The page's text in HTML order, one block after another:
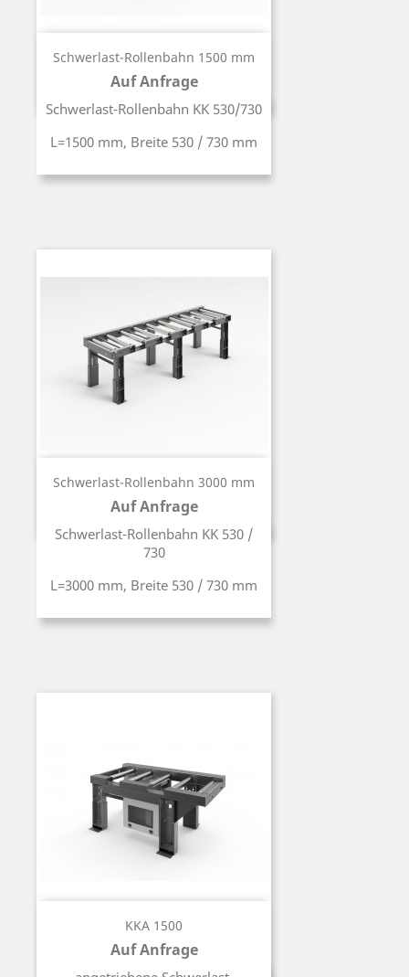
Schwerlast-Rollenbahn 1500 mm
Auf Anfrage
Preis
Schwerlast-Rollenbahn KK 530/730
L=1500 mm, Breite 530 / 730 mm
Schwerlast-Rollenbahn 3000 mm
Auf Anfrage
Preis
Schwerlast-Rollenbahn KK 530 /
730
L=3000 mm, Breite 530 / 730 mm
KKA 1500
Auf Anfrage
Preis